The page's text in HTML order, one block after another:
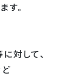
す。
対して、